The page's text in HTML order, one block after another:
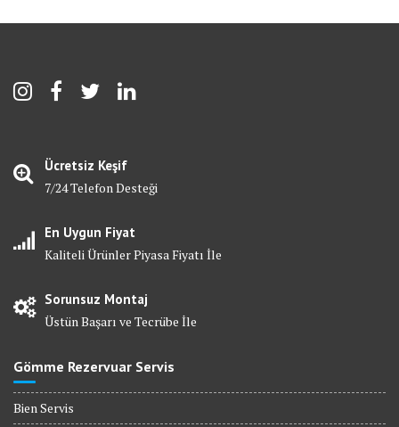
Ücretsiz Keşif
7/24 Telefon Desteği
En Uygun Fiyat
Kaliteli Ürünler Piyasa Fiyatı İle
Sorunsuz Montaj
Üstün Başarı ve Tecrübe İle
Gömme Rezervuar Servis
Bien Servis